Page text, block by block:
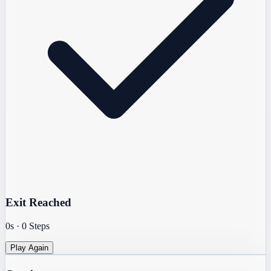
Exit Reached
0s · 0 Steps
Play Again